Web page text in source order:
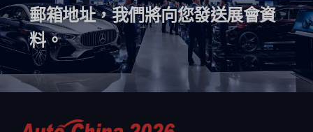
郵箱地址，我們將向您發送展會資
料。